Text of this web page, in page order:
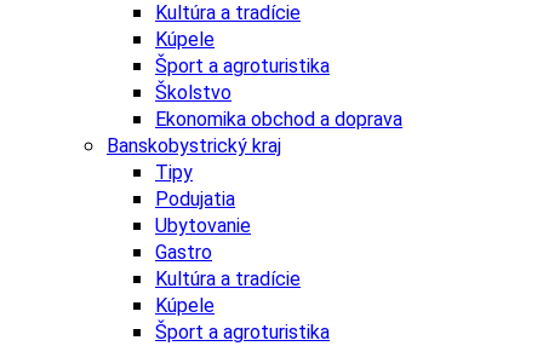
Kultúra a tradície
Kúpele
Šport a agroturistika
Školstvo
Ekonomika obchod a doprava
Banskobystrický kraj
Tipy
Podujatia
Ubytovanie
Gastro
Kultúra a tradície
Kúpele
Šport a agroturistika